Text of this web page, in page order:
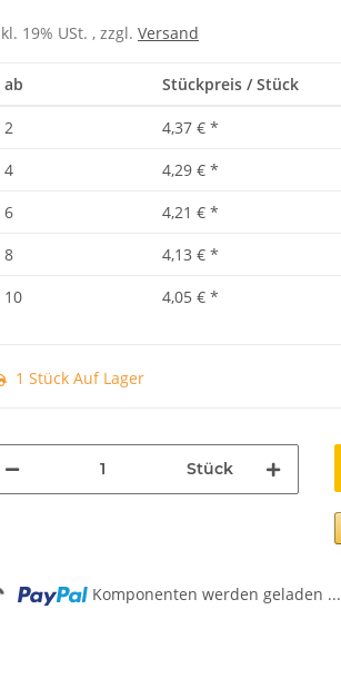
19% USt. , zzgl. Versand
ab Stückpreis / Stück
2 4,37 € *
4
4,29 € *
6
4,21 € *
8
4,13 € *
10
4,05 € *
1 Stück Auf Lager
Stück
Komponenten werden geladen ...